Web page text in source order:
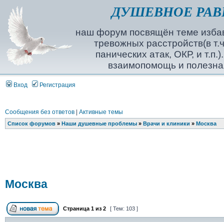
ДУШЕВНОЕ
наш форум посвящён теме
тревожных расстройств(в
панических атак, ОКР, и
взаимопомощь и
Вход Регистрация
Сообщения без ответов| Активные темы
Список форумов» Наши душевные проблемы» Врачи и клиники » Москва
Москва
Страница 1из 2 [ Тем: 103 ]